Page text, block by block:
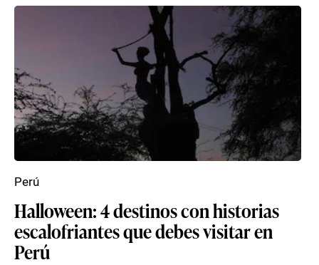
Halloween: 4 destinos con historias
escalofriantes que debes visitar en
Perú
Perú